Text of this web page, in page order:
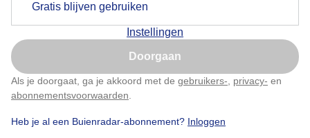
Gratis blijven gebruiken
Instellingen
Doorgaan
Als je doorgaat, ga je akkoord met de gebruikers- privacy- en
abonnementsvoorwaarden
Heb je al een Buienradar-abonnement? Inloggen
Door: Jannes Wiersema Gemaakt: 18-05-2026, 31x bekeken
Lente Regen Wolken
Nu niet, misschien later
Klik hierom dit aan te passen